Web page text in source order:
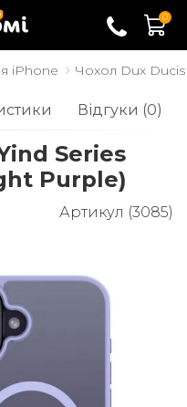
0
iPhone Чохол Dux
Відгуки (0)
Series
Purple)
Артикул (3085)